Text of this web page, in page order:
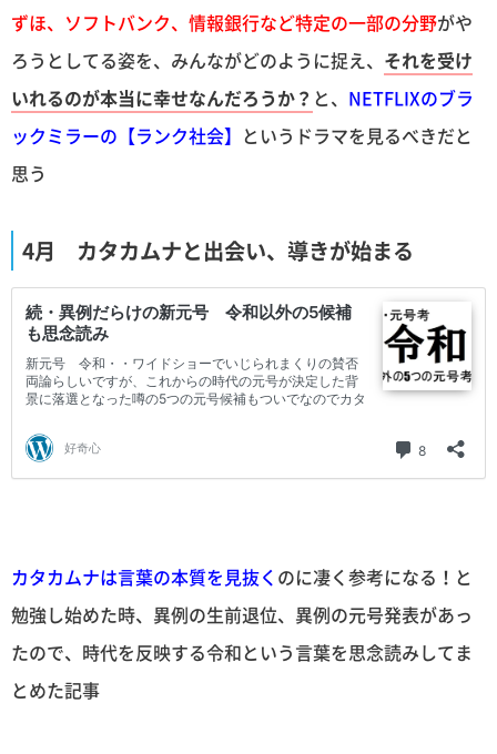
ずほ、ソフトバンク、情報銀行など特定の一部の分野がや
ろうとしてる姿を、みんながどのように捉え、 それを受け
いれるのが本当に幸せなんだろうか？ と、 NETFLIXのブラ
ックミラーの【ランク社会】 というドラマを見るべきだと
思う
4月 カタカムナと出会い、導きが始まる
カタカムナは言葉の本質を見抜く のに凄く参考になる！と
勉強し始めた時、異例の生前退位、異例の元号発表があっ
たので、時代を反映する令和という言葉を思念読みしてま
とめた記事